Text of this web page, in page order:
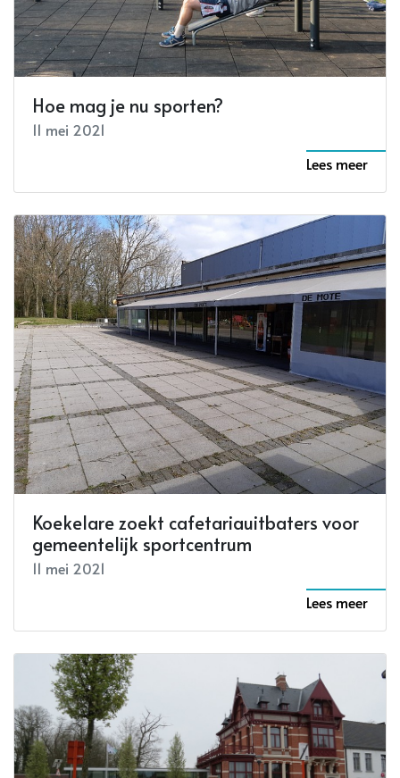
Hoe mag je nu sporten?
11 mei 2021
Lees meer
Koekelare zoekt cafetariauitbaters voor
gemeentelijk sportcentrum
11 mei 2021
Lees meer